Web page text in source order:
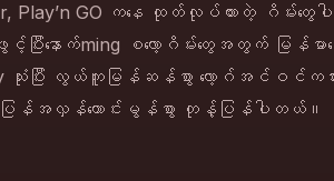
Play’n GO ကနေ ထုတ်လုပ်ထားတဲ့ ဂိမ်းတွေ
ြီးနောက်ming စလော့ဂိမ်းတွေအတွက် မြန်မာငွ
သုံးပြီး လွယ်ကူမြန်ဆန်စွာ လော့ဂ်အင်ဝင်က
ြန်အလှန်ကောင်းမွန်စွာ တုန့်ပြန်ပါတယ်။